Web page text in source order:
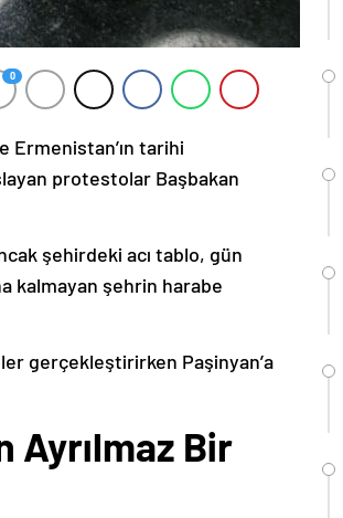
0
Ermenistan’ın tarihi
protestolar Başbakan
şehirdeki acı tablo, gün
kalmayan şehrin harabe
gerçekleştirirken Paşinyan’a
Ayrılmaz Bir